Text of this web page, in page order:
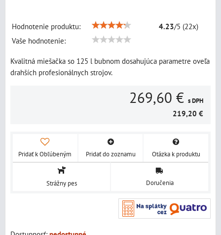
Hodnotenie produktu: 4.23/5 (22x)
Vaše hodnotenie:
Kvalitná miešačka so 125 l bubnom dosahujúca parametre oveľa
drahších profesionálnych strojov.
269,60 € s DPH
219,20 €
Pridať k Obľúbeným Pridať do zoznamu Otázka k produktu
Strážny pes Doručenia